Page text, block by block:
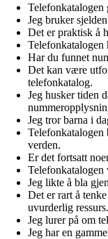
Telefonkatalogen
Jeg bruker
Det er praktisk å
Telefonkatalogen
Har du funnet
Det kan være
telefonkatalog.
Jeg husker tiden
Jeg tror barna i
Telefonkatalogen
verden.
Er det fortsatt
Telefonkatalogen
Jeg likte å bla
Det er rart å
uvurderlig ressurs.
Jeg lurer på om
Jeg har en